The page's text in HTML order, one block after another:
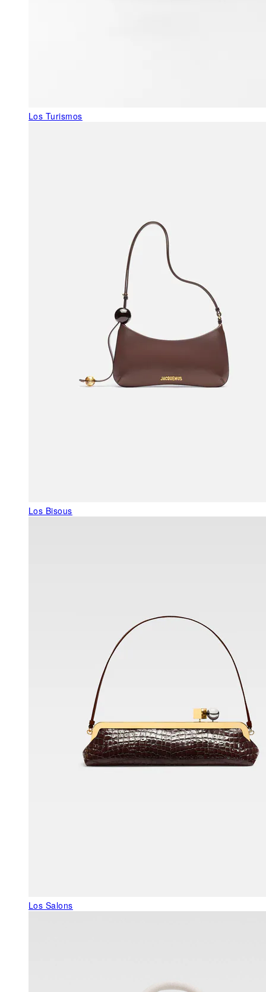
Los Turismos
Los Bisous
Los Salons